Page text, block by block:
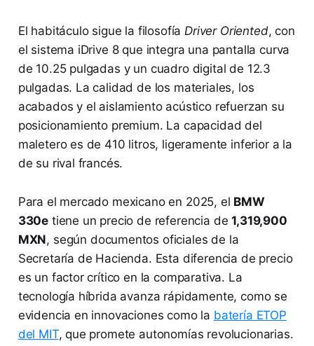
El habitáculo sigue la filosofía Driver Oriented, con
el sistema iDrive 8 que integra una pantalla curva
de 10.25 pulgadas y un cuadro digital de 12.3
pulgadas. La calidad de los materiales, los
acabados y el aislamiento acústico refuerzan su
posicionamiento premium. La capacidad del
maletero es de 410 litros, ligeramente inferior a la
de su rival francés.
Para el mercado mexicano en 2025, el BMW
330e tiene un precio de referencia de1,319,900
MXN, según documentos oficiales de la
Secretaría de Hacienda. Esta diferencia de precio
es un factor crítico en la comparativa. La
tecnología híbrida avanza rápidamente, como se
evidencia en innovaciones como la batería ETOP
del MIT, que promete autonomías revolucionarias.